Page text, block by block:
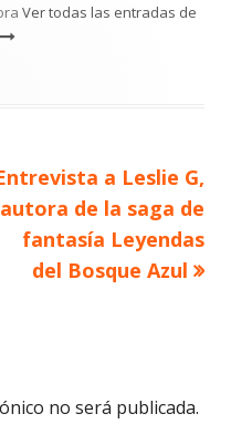
Ver todas las entradas de
siguiente
a Leslie G,
autora de la saga de
fantasía Leyendas
del Bosque Azul
no será publicada.